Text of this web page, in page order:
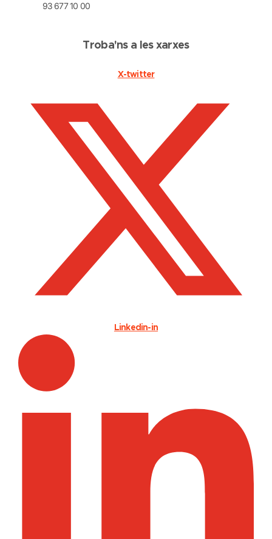
93 677 10 00
Troba'ns a les xarxes
X-twitter
Linkedin-in